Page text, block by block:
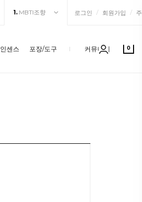
1. MBTI조향 로그인 / 회원가입 /
인센스 포장/도구 커뮤니티 0